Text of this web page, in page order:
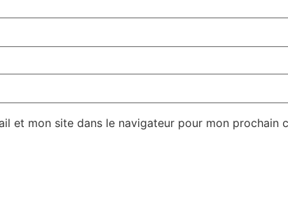
et mon site dans le navigateur pour mon prochain